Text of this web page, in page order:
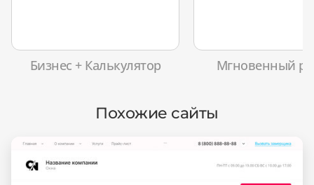
Бизнес + Калькулятор Мгновенный
Похожие сайты